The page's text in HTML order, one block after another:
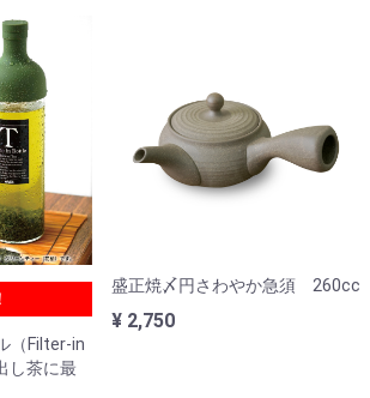
（Filter-in
茶に最
盛正焼〆円さわやか急須 260cc
¥ 2,750